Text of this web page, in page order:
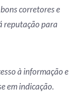
corretores e
reputação para
à informação e
em indicação.